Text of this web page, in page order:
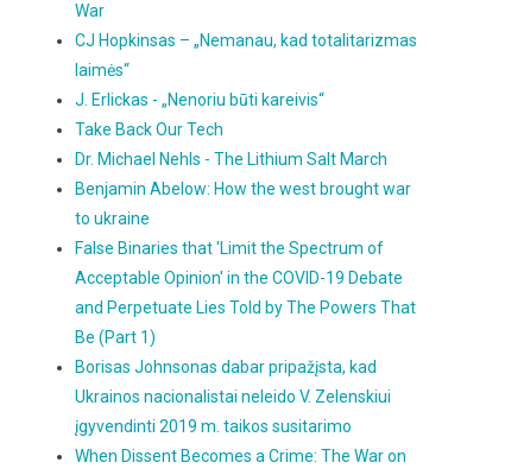
War
CJ Hopkinsas – „Nemanau, kad totalitarizmas
laimės“
J. Erlickas - „Nenoriu būti kareivis“
Take Back Our Tech
Dr. Michael Nehls - The Lithium Salt March
Benjamin Abelow: How the west brought war
to ukraine
False Binaries that 'Limit the Spectrum of
Acceptable Opinion' in the COVID-19 Debate
and Perpetuate Lies Told by The Powers That
Be (Part 1)
Borisas Johnsonas dabar pripažįsta, kad
Ukrainos nacionalistai neleido V. Zelenskiui
įgyvendinti 2019 m. taikos susitarimo
When Dissent Becomes a Crime: The War on